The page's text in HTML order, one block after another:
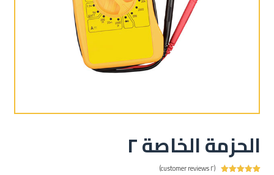
الحزمة الخاصة ٢
(٢customer reviews)